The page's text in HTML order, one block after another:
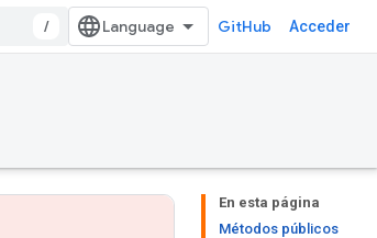
/ GitHub Acceder
En esta página
Métodos públicos